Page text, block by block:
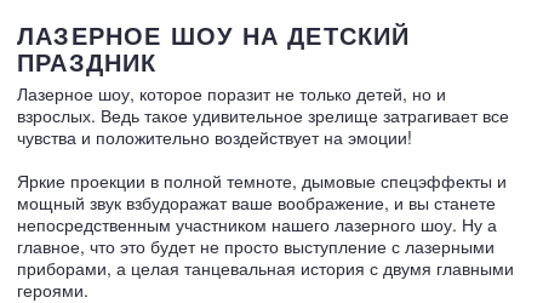
ЛАЗЕРНОЕ ШОУ НА ДЕТСКИЙ
ПРАЗДНИК
Лазерное шоу, которое поразит не только детей, но и
взрослых. Ведь такое удивительное зрелище затрагивает все
чувства и положительно воздействует на эмоции!
Яркие проекции в полной темноте, дымовые спецэффекты и
мощный звук взбудоражат ваше воображение, и вы станете
непосредственным участником нашего лазерного шоу. Ну а
главное, что это будет не просто выступление с лазерными
приборами, а целая танцевальная история с двумя главными
героями.